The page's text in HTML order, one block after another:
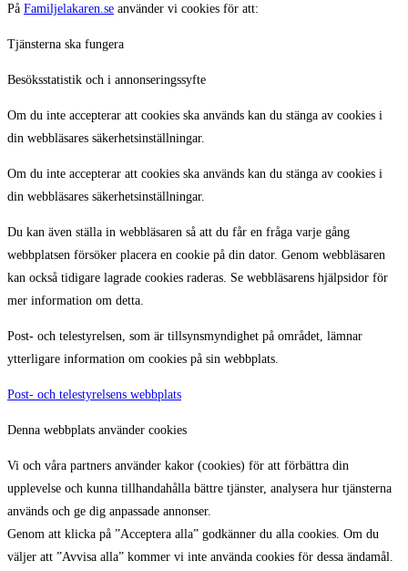
På Familjelakaren.se använder vi cookies för att:
Tjänsterna ska fungera
Besöksstatistik och i annonseringssyfte
Om du inte accepterar att cookies ska används kan du stänga av cookies i
din webbläsares säkerhetsinställningar.
Om du inte accepterar att cookies ska används kan du stänga av cookies i
din webbläsares säkerhetsinställningar.
Du kan även ställa in webbläsaren så att du får en fråga varje gång
webbplatsen försöker placera en cookie på din dator. Genom webbläsaren
kan också tidigare lagrade cookies raderas. Se webbläsarens hjälpsidor för
mer information om detta.
Post- och telestyrelsen, som är tillsynsmyndighet på området, lämnar
ytterligare information om cookies på sin webbplats.
Post- och telestyrelsens webbplats
Denna webbplats använder cookies
Vi och våra partners använder kakor (cookies) för att förbättra din
upplevelse och kunna tillhandahålla bättre tjänster, analysera hur tjänsterna
används och ge dig anpassade annonser.
Genom att klicka på ”Acceptera alla” godkänner du alla cookies. Om du
väljer att ”Avvisa alla” kommer vi inte använda cookies för dessa ändamål.